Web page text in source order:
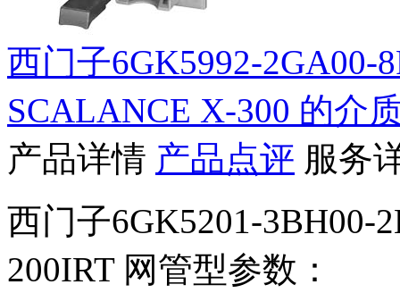
西门子6GK5992-2GA00-
SCALANCE X-300 的介
产品详情 产品点评 服务
西门子6GK5201-3BH00-
200IRT 网管型参数：